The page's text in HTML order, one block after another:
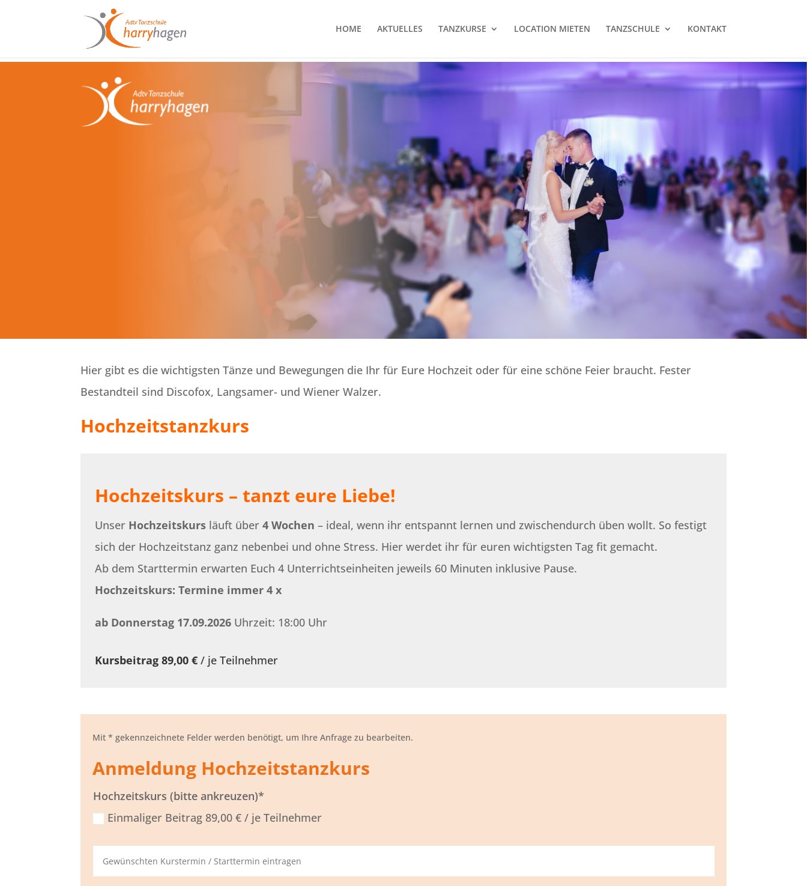
HOME AKTUELLES TANZKURSE LOCATION MIETEN TANZSCHULE KONTAKT
Hier gibt es die wichtigsten Tänze und Bewegungen die Ihr für Eure Hochzeit oder für eine schöne Feier braucht. Fester
Bestandteil sind Discofox, Langsamer- und Wiener Walzer.
Hochzeitstanzkurs
Hochzeitskurs – tanzt eure Liebe!
Unser Hochzeitskurs läuft über4 Wochen – ideal, wenn ihr entspannt lernen und zwischendurch üben wollt. So festigt
sich der Hochzeitstanz ganz nebenbei und ohne Stress. Hier werdet ihr für euren wichtigsten Tag fit gemacht.
Ab dem Starttermin erwarten Euch 4 Unterrichtseinheiten jeweils 60 Minuten inklusive Pause.
Hochzeitskurs: Termine immer 4 x
ab Donnerstag 17.09.2026 Uhrzeit: 18:00 Uhr
Kursbeitrag 89,00 €/ je Teilnehmer
Mit * gekennzeichnete Felder werden benötigt, um Ihre Anfrage zu bearbeiten.
Anmeldung Hochzeitstanzkurs
Hochzeitskurs (bitte ankreuzen)*
Einmaliger Beitrag 89,00 € / je Teilnehmer